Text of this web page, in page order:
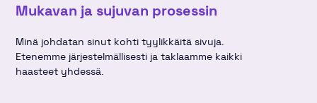
Mukavan ja sujuvan prosessin
Minä johdatan sinut kohti tyylikkäitä sivuja.
Etenemme järjestelmällisesti ja taklaamme kaikki
haasteet yhdessä.